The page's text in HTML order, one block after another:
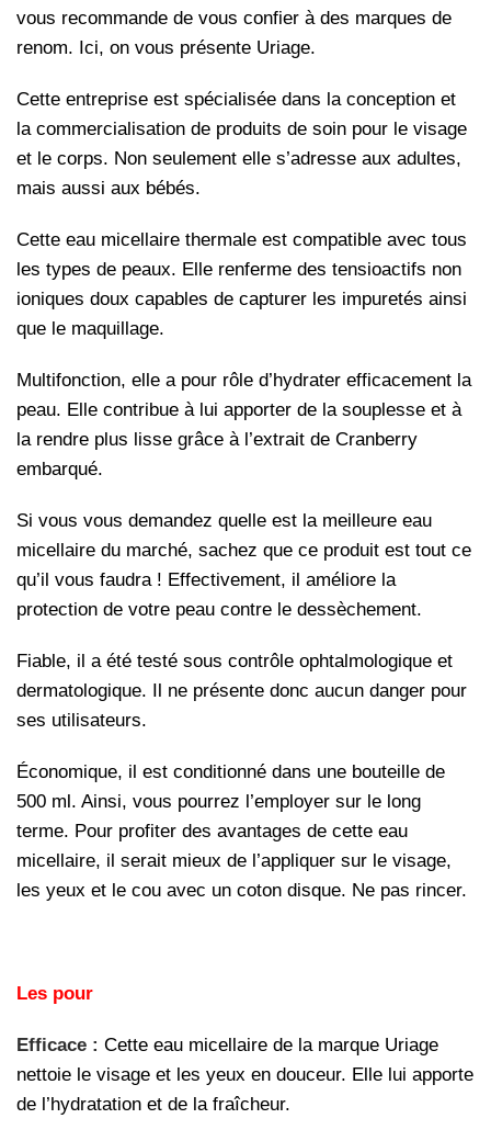
vous recommande de vous confier à des marques de
renom. Ici, on vous présente Uriage.
Cette entreprise est spécialisée dans la conception et
la commercialisation de produits de soin pour le visage
et le corps. Non seulement elle s’adresse aux adultes,
mais aussi aux bébés.
Cette eau micellaire thermale est compatible avec tous
les types de peaux. Elle renferme des tensioactifs non
ioniques doux capables de capturer les impuretés ainsi
que le maquillage.
Multifonction, elle a pour rôle d’hydrater efficacement la
peau. Elle contribue à lui apporter de la souplesse et à
la rendre plus lisse grâce à l’extrait de Cranberry
embarqué.
Si vous vous demandez quelle est la meilleure eau
micellaire du marché, sachez que ce produit est tout ce
qu’il vous faudra ! Effectivement, il améliore la
protection de votre peau contre le dessèchement.
Fiable, il a été testé sous contrôle ophtalmologique et
dermatologique. Il ne présente donc aucun danger pour
ses utilisateurs.
Économique, il est conditionné dans une bouteille de
500 ml. Ainsi, vous pourrez l’employer sur le long
terme. Pour profiter des avantages de cette eau
micellaire, il serait mieux de l’appliquer sur le visage,
les yeux et le cou avec un coton disque. Ne pas rincer.
Les pour
Efficace : Cette eau micellaire de la marque Uriage
nettoie le visage et les yeux en douceur. Elle lui apporte
de l’hydratation et de la fraîcheur.